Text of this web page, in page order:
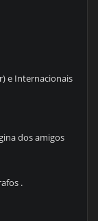
e Internacionais
dos amigos
.